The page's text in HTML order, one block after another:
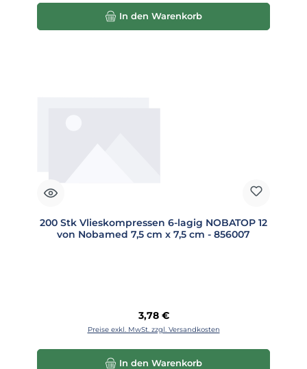
In den Warenkorb
200 Stk Vlieskompressen 6-lagig NOBATOP 12
von Nobamed 7,5 cm x 7,5 cm - 856007
Regulärer Preis:
3,78 €
Preise exkl. MwSt. zzgl. Versandkosten
In den Warenkorb